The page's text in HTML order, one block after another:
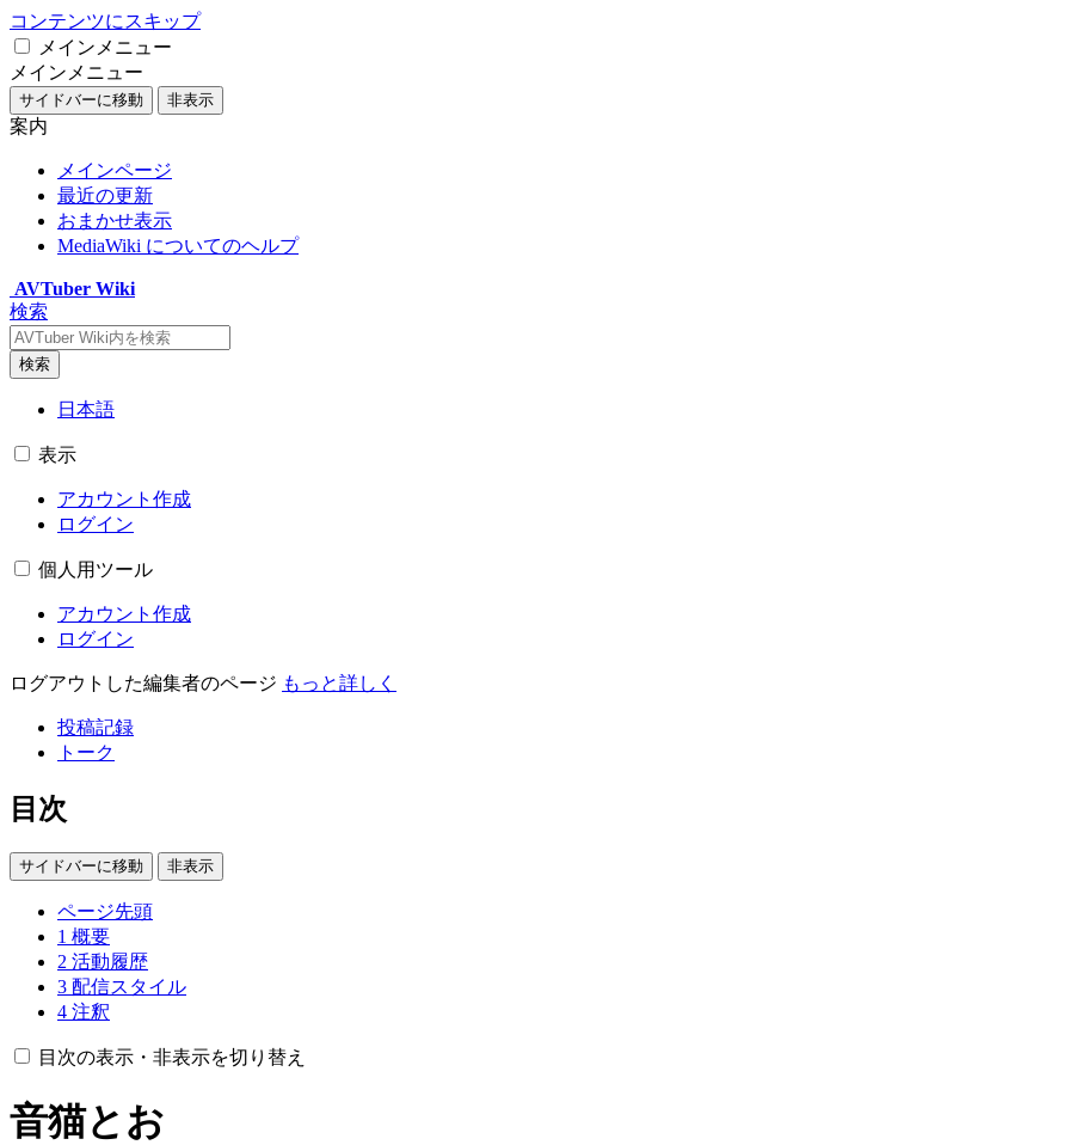
コンテンツにスキップ
メインメニュー
メインメニュー
サイドバーに移動 非表示
案内
メインページ
最近の更新
おまかせ表示
MediaWiki についてのヘルプ
AVTuber Wiki
検索
検索
日本語
表示
アカウント作成
ログイン
個人用ツール
アカウント作成
ログイン
ログアウトした編集者のページ もっと詳しく
投稿記録
トーク
目次
サイドバーに移動 非表示
ページ先頭
1 概要
2 活動履歴
3 配信スタイル
4 注釈
目次の表示・非表示を切り替え
音猫とお